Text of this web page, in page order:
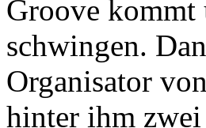
Groove
schwingen.
Organisator
hinter ihm